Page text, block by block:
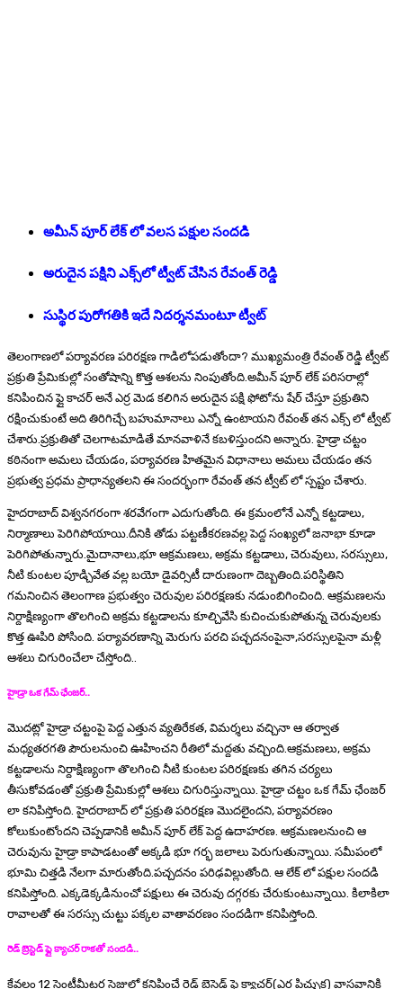
అమీన్ పూర్ లేక్ లో వలస పక్షుల సందడి
అరుదైన పక్షిని ఎక్స్‌లో ట్వీట్ చేసిన రేవంత్ రెడ్డి
సుస్థిర పురోగతికి ఇదే నిదర్శనమంటూ ట్వీట్
తెలంగాణలో పర్యావరణ పరిరక్షణ గాడిలోపడుతోందా? ముఖ్యమంత్రి రేవంత్ రెడ్డి ట్వీట్
ప్రక్రుతి ప్రేమికుల్లో సంతోషాన్ని కొత్త ఆశలను నింపుతోంది.అమీన్ పూర్ లేక్ పరిసరాల్లో
కనిపించిన ఫ్లై కాచర్ అనే ఎర్ర మెడ కలిగిన అరుదైన పక్షి ఫోటోను షేర్ చేస్తూ ప్రక్రుతిని
రక్షించుకుంటే అది తిరిగిచ్చే బహుమానాలు ఎన్నో ఉంటాయని రేవంత్ తన ఎక్స్ లో ట్వీట్
చేశారు.ప్రక్రుతితో చెలగాటమాడితే మానవాళినే కబళిస్తుందని అన్నారు. హైడ్రా చట్టం
కఠినంగా అమలు చేయడం, పర్యావరణ హితమైన విధానాలు అమలు చేయడం తన
ప్రభుత్వ ప్రధమ ప్రాధాన్యతలని ఈ సందర్భంగా రేవంత్ తన ట్వీట్ లో స్పష్టం చేశారు.
హైదరాబాద్ విశ్వనగరంగా శరవేగంగా ఎదుగుతోంది. ఈ క్రమంలోనే ఎన్నో కట్టడాలు,
నిర్మాణాలు పెరిగిపోయాయి.దీనికి తోడు పట్టణీకరణవల్ల పెద్ద సంఖ్యలో జనాభా కూడా
పెరిగిపోతున్నారు.మైదానాలు,భూ ఆక్రమణలు, అక్రమ కట్టడాలు, చెరువులు, సరస్సులు,
నీటి కుంటల పూడ్చివేత వల్ల బయో డైవర్సిటీ దారుణంగా దెబ్బతింది.పరిస్థితిని
గమనించిన తెలంగాణ ప్రభుత్వం చెరువుల పరిరక్షణకు నడుంబిగించింది. ఆక్రమణలను
నిర్దాక్షిణ్యంగా తొలగించి అక్రమ కట్టడాలను కూల్చివేసి కుచించుకుపోతున్న చెరువులకు
కొత్త ఊపిరి పోసింది. పర్యావరణాన్ని మెరుగు పరచి పచ్చదనంపైనా,సరస్సులపైనా మళ్లీ
ఆశలు చిగురించేలా చేస్తోంది..
హైడ్రా ఒక గేమ్ ఛేంజర్..
మొదట్లో హైడ్రా చట్టంపై పెద్ద ఎత్తున వ్యతిరేకత, విమర్శలు వచ్చినా ఆ తర్వాత
మధ్యతరగతి పౌరులనుంచి ఊహించని రీతిలో మద్దతు వచ్చింది.ఆక్రమణలు, అక్రమ
కట్టడాలను నిర్దాక్షిణ్యంగా తొలగించి నీటి కుంటల పరిరక్షణకు తగిన చర్యలు
తీసుకోవడంతో ప్రక్రుతి ప్రేమికుల్లో ఆశలు చిగురిస్తున్నాయి. హైడ్రా చట్టం ఒక గేమ్ ఛేంజర్
లా కనిపిస్తోంది. హైదరాబాద్ లో ప్రక్రుతి పరిరక్షణ మొదలైందని, పర్యావరణం
కోలుకుంటోందని చెప్పడానికి అమీన్ పూర్ లేక్ పెద్ద ఉదాహరణ. ఆక్రమణలనుంచి ఆ
చెరువును హైడ్రా కాపాడటంతో అక్కడి భూ గర్భ జలాలు పెరుగుతున్నాయి. సమీపంలో
భూమి చిత్తడి నేలగా మారుతోంది.పచ్చదనం పరిఢవిల్లుతోంది. ఆ లేక్ లో పక్షుల సందడి
కనిపిస్తోంది. ఎక్కడెక్కడినుంచో పక్షులు ఈ చెరువు దగ్గరకు చేరుకుంటున్నాయి. కిలాకిలా
రావాలతో ఈ సరస్సు చుట్టు పక్కల వాతావరణం సందడిగా కనిపిస్తోంది.
రెడ్ బ్రెస్టెడ్ ఫ్లై క్యాచర్ రాకతో సందడి..
కేవలం 12 సెంటీమీటర్ల సైజులో కనిపించే రెడ్ బ్రెస్టెడ్ ఫ్లై క్యాచర్(ఎర్ర పిచ్చుక) వాస్తవానికి